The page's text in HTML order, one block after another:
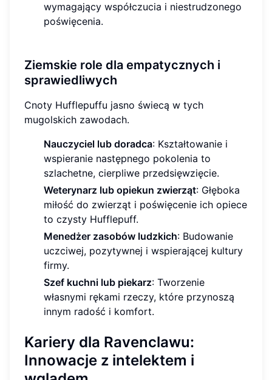
wymagający współczucia i niestrudzonego
poświęcenia.
Ziemskie role dla empatycznych i
sprawiedliwych
Cnoty Hufflepuffu jasno świecą w tych
mugolskich zawodach.
Nauczyciel lub doradca: Kształtowanie i
wspieranie następnego pokolenia to
szlachetne, cierpliwe przedsięwzięcie.
Weterynarz lub opiekun zwierząt: Głęboka
miłość do zwierząt i poświęcenie ich opiece
to czysty Hufflepuff.
Menedżer zasobów ludzkich: Budowanie
uczciwej, pozytywnej i wspierającej kultury
firmy.
Szef kuchni lub piekarz: Tworzenie
własnymi rękami rzeczy, które przynoszą
innym radość i komfort.
Kariery dla Ravenclawu:
Innowacje z intelektem i